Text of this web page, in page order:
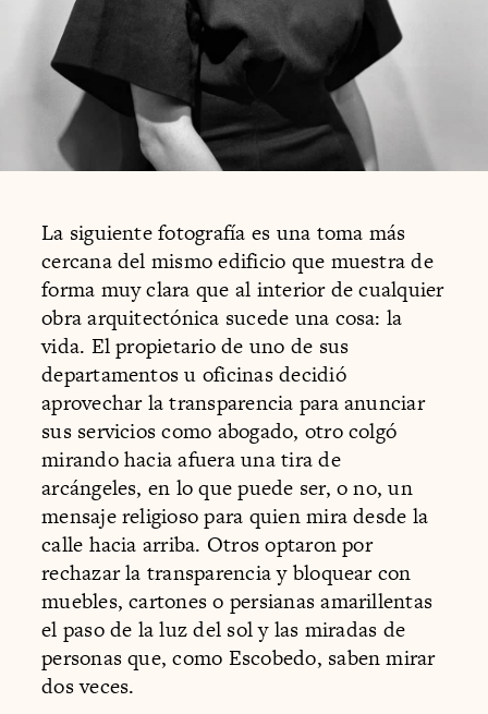
La siguiente fotografía es una toma más
cercana del mismo edificio que muestra de
forma muy clara que al interior de cualquier
obra arquitectónica sucede una cosa: la
vida. El propietario de uno de sus
departamentos u oficinas decidió
aprovechar la transparencia para anunciar
sus servicios como abogado, otro colgó
mirando hacia afuera una tira de
arcángeles, en lo que puede ser, o no, un
mensaje religioso para quien mira desde la
calle hacia arriba. Otros optaron por
rechazar la transparencia y bloquear con
muebles, cartones o persianas amarillentas
el paso de la luz del sol y las miradas de
personas que, como Escobedo, saben mirar
dos veces.